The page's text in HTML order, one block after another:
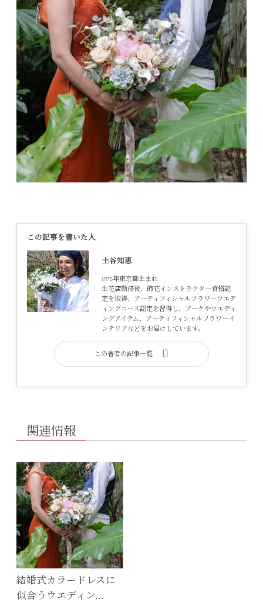
この記事を書いた人
土谷知恵
1975年東京都生まれ
生花店勤務後、飾花インストラクター資格認
定を取得、アーティフィシャルフラワーウエデ
ィングコース認定を習得し、ブーケやウエディ
ングアイテム、アーティフィシャルフラワーイ
ンテリアなどをお届けしています。
この著者の記事一覧
関連情報
結婚式カラードレスに
似合うウエディン…